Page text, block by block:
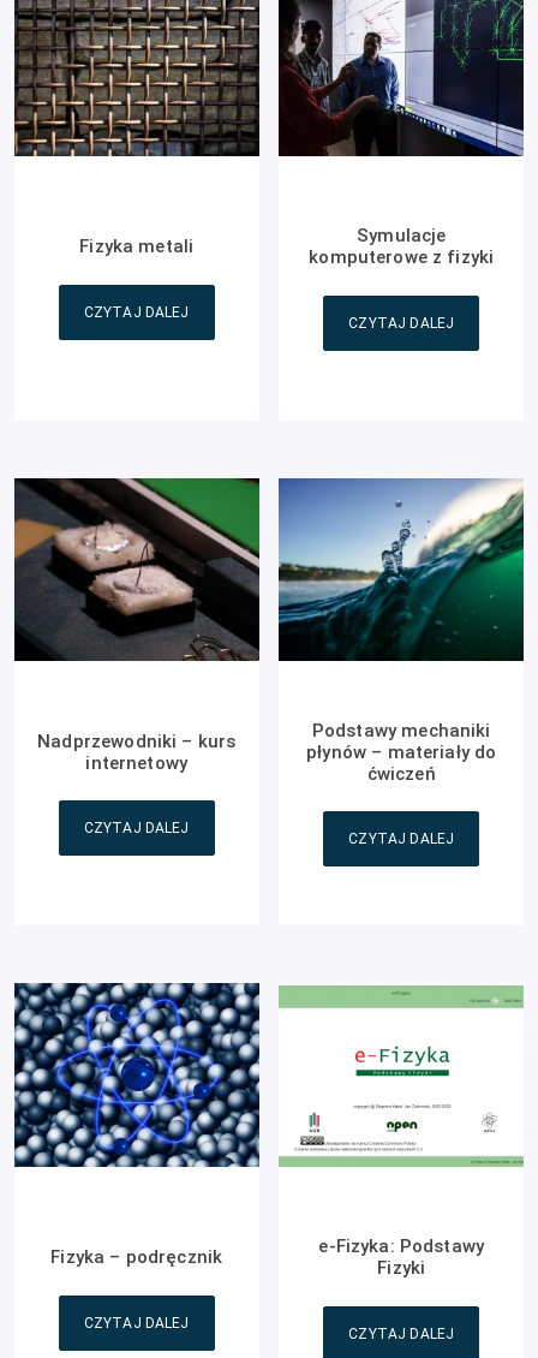
Fizyka metali
CZYTAJ DALEJ
Symulacje
komputerowe z fizyki
CZYTAJ DALEJ
Nadprzewodniki – kurs
internetowy
CZYTAJ DALEJ
Podstawy mechaniki
płynów – materiały do
ćwiczeń
CZYTAJ DALEJ
Fizyka – podręcznik
CZYTAJ DALEJ
e-Fizyka: Podstawy
Fizyki
CZYTAJ DALEJ